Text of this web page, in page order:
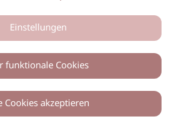
0
Einstellungen
funktionale Cookies
Cookies akzeptieren